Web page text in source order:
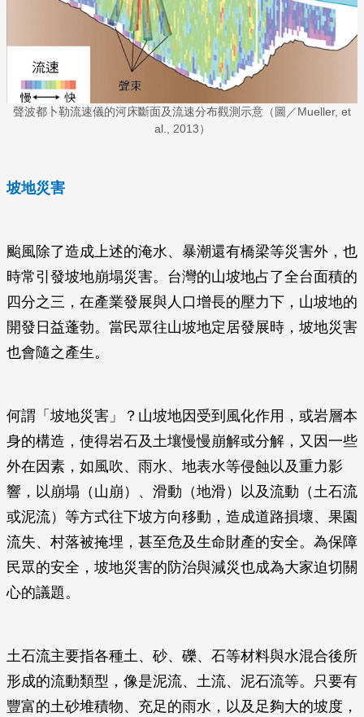
聲波都卜勒流速儀的河床斷面及流速分布觀測示意（圖／Mueller, et
al., 2013）
坡地災害
颱風除了造成上述的淹水、暴潮還有橋梁等災害外，也
時常引發坡地崩塌災害。台灣的山坡地占了全台面積的
四分之三，在產業發展與人口增長的壓力下，山坡地的
開發日益蓬勃。當民眾往山坡地定居發展時，坡地災害
也會隨之產生。
何謂「坡地災害」？山坡地因受到風化作用，或岩層本
身的構造，使得岩石及土壤慢慢崩解或分解，又因一些
外在因素，如風吹、雨水、地表水等侵蝕以及重力影
響，以崩塌（山崩）、滑動（地滑）以及流動（土石流
或泥流）等方式往下坡方向移動，造成道路損壞、果園
流失、村落被掩埋，甚至危及生命財產的安全。為保障
民眾的安全，坡地災害的防治與減災也成為大家迫切關
心的議題。
土石流主要指各種土、砂、礫、石等材料與水混合後所
形成的流動類型，像是泥流、土流、泥石流等。只要有
豐富的土砂堆積物、充足的雨水，以及足夠大的坡度，